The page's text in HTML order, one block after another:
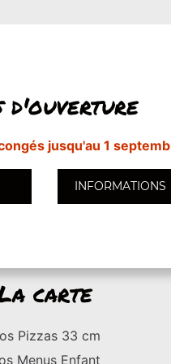
d'ouverture
jusqu'au 1
INFORMATIONS
carte
Pizzas 33 cm
Menus Enfant